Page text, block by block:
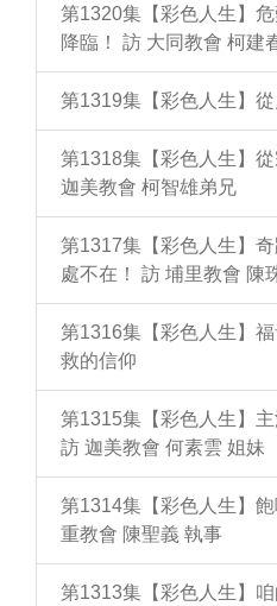
第1320集【彩色人生】
降臨！ 訪 大同教會 柯建
第1319集【彩色人生】
第1318集【彩色人生】
迦美教會 柯智雄弟兄
第1317集【彩色人生】
處不在！ 訪 埔里教會 陳
第1316集【彩色人生】
救的信仰
第1315集【彩色人生】
訪 迦美教會 何素雲 姐妹
第1314集【彩色人生】
重教會 陳聖義 執事
第1313集【彩色人生】